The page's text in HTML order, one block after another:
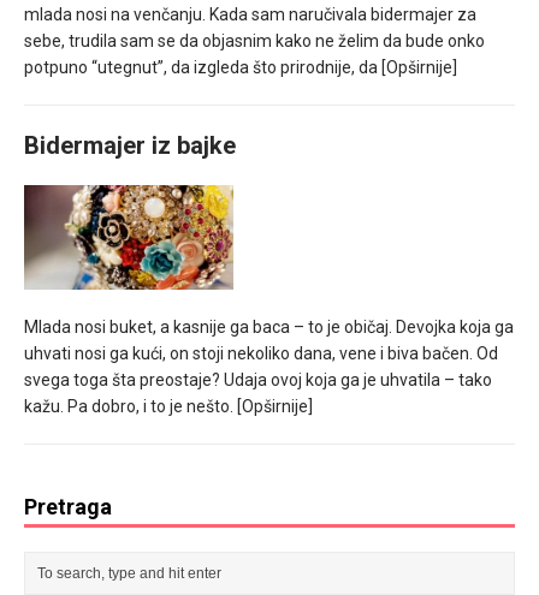
mlada nosi na venčanju. Kada sam naručivala bidermajer za
sebe, trudila sam se da objasnim kako ne želim da bude onko
potpuno “utegnut”, da izgleda što prirodnije, da [Opširnije]
Bidermajer iz bajke
Mlada nosi buket, a kasnije ga baca – to je običaj. Devojka koja ga
uhvati nosi ga kući, on stoji nekoliko dana, vene i biva bačen. Od
svega toga šta preostaje? Udaja ovoj koja ga je uhvatila – tako
kažu. Pa dobro, i to je nešto. [Opširnije]
Pretraga